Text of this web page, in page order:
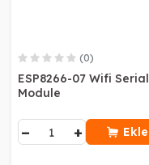
(0)
ESP8266-07 Wifi Serial
Module
− + Ekle